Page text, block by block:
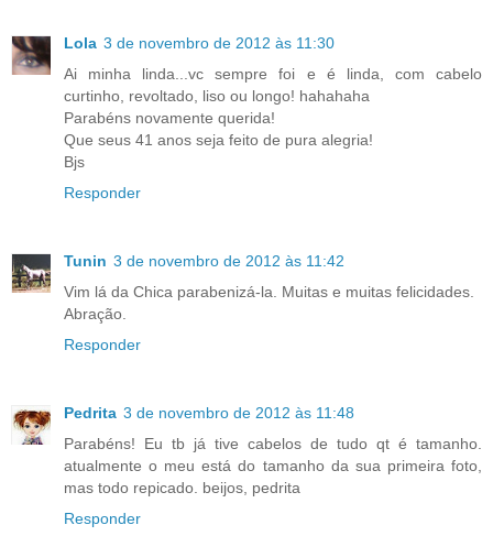
Lola 3 de novembro de 2012 às 11:30
Ai minha linda...vc sempre foi e é linda, com cabelo
curtinho, revoltado, liso ou longo! hahahaha
Parabéns novamente querida!
Que seus 41 anos seja feito de pura alegria!
Bjs
Responder
Tunin 3 de novembro de 2012 às 11:42
Vim lá da Chica parabenizá-la. Muitas e muitas felicidades.
Abração.
Responder
Pedrita 3 de novembro de 2012 às 11:48
Parabéns! Eu tb já tive cabelos de tudo qt é tamanho.
atualmente o meu está do tamanho da sua primeira foto,
mas todo repicado. beijos, pedrita
Responder